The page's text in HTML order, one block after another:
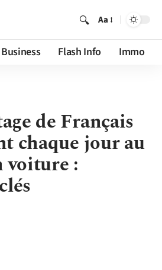
Aa
Business Flash Info Immo
de Français
chaque jour au
voiture :